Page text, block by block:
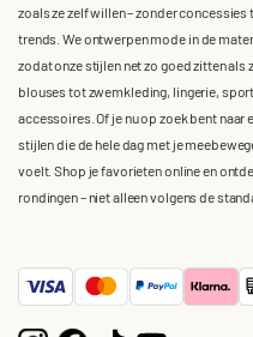
zoals ze zelf willen – zonder
trends. We ontwerpen mode in de
zodat onze stijlen net zo goed zitten als
blouses tot zwemkleding, lingerie,
accessoires. Of je nu op zoek bent
stijlen die de hele dag met je
voelt. Shop je favorieten online en
rondingen – niet alleen volgens de